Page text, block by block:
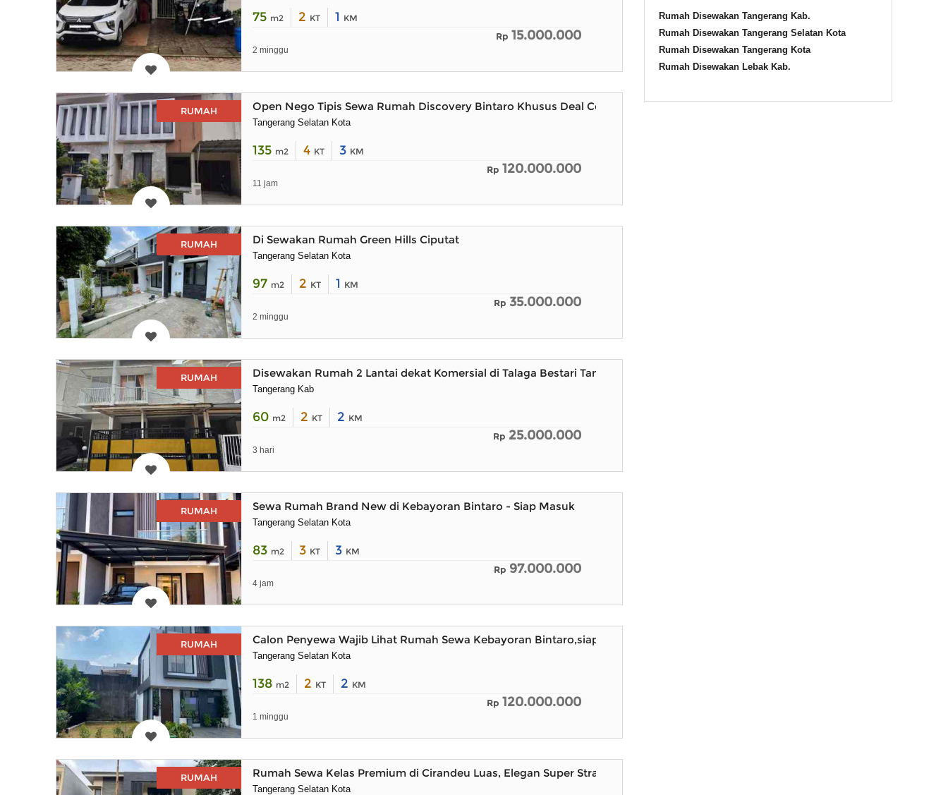
75 m2 2 KT 1 KM
Rp 15.000.000
2 minggu
RUMAH Open Nego Tipis Sewa Rumah Discovery Bintaro Khusus Deal Cepat
Tangerang Selatan Kota
135 m2 4 KT 3 KM
Rp 120.000.000
11 jam
RUMAH Di Sewakan Rumah Green Hills Ciputat
Tangerang Selatan Kota
97 m2 2 KT 1 KM
Rp 35.000.000
2 minggu
RUMAH Disewakan Rumah 2 Lantai dekat Komersial di Talaga Bestari Tangerang
Tangerang Kab
60 m2 2 KT 2 KM
Rp 25.000.000
3 hari
RUMAH Sewa Rumah Brand New di Kebayoran Bintaro - Siap Masuk
Tangerang Selatan Kota
83 m2 3 KT 3 KM
Rp 97.000.000
4 jam
RUMAH Calon Penyewa Wajib Lihat Rumah Sewa Kebayoran Bintaro,siap Huni
Tangerang Selatan Kota
138 m2 2 KT 2 KM
Rp 120.000.000
1 minggu
RUMAH Rumah Sewa Kelas Premium di Cirandeu Luas, Elegan Super Strategis
Tangerang Selatan Kota
Rumah Disewakan Tangerang Kab.
Rumah Disewakan Tangerang Selatan Kota
Rumah Disewakan Tangerang Kota
Rumah Disewakan Lebak Kab.